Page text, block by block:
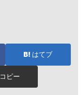
はてブ
コピー